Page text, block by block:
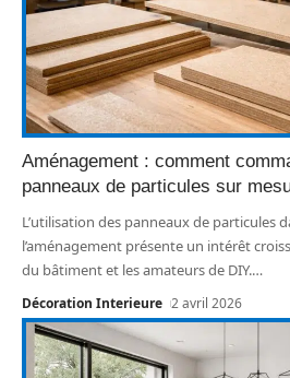
Aménagement : comment
panneaux de particules sur
L’utilisation des panneaux de particules
l’aménagement présente un intérêt
du bâtiment et les amateurs de DIY.…
Décoration Interieure 2 avril 2026